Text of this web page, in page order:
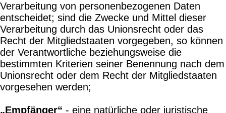
Verarbeitung von personenbezogenen Daten
entscheidet; sind die Zwecke und Mittel dieser
Verarbeitung durch das Unionsrecht oder das
Recht der Mitgliedstaaten vorgegeben, so können
der Verantwortliche beziehungsweise die
bestimmten Kriterien seiner Benennung nach dem
Unionsrecht oder dem Recht der Mitgliedstaaten
vorgesehen werden;
„Empfänger“ - eine natürliche oder juristische